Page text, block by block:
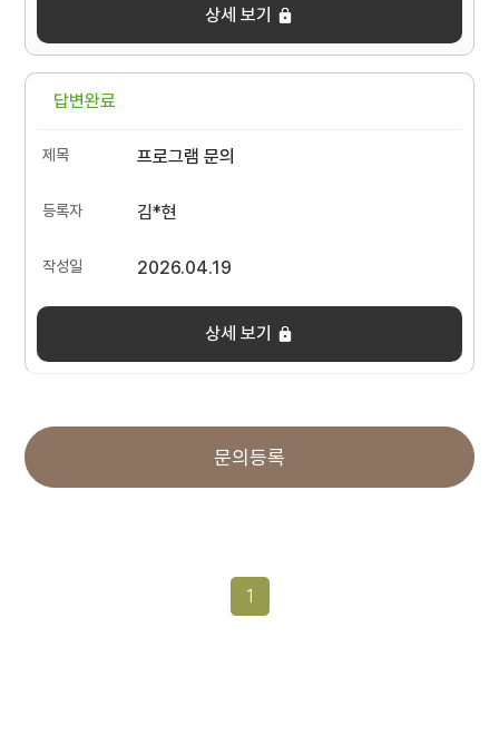
상세 보기
답변완료
프로그램 문의
김*현
2026.04.19
상세 보기
문의등록
1